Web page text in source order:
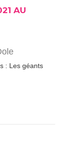
AU
: Les géants